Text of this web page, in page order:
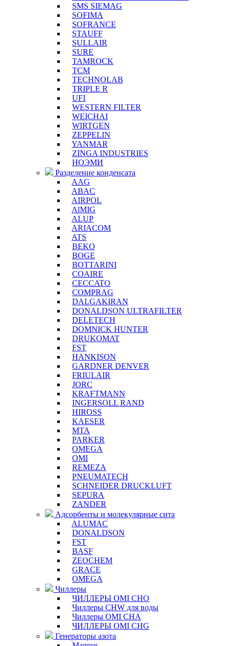
SMS SIEMAG
SOFIMA
SOFRANCE
STAUFF
SULLAIR
SURE
TAMROCK
TCM
TECHNOLAB
TRIPLE R
UFI
WESTERN FILTER
WEICHAI
WIRTGEN
ZEPPELIN
YANMAR
ZINGA INDUSTRIES
НОЭМИ
Разделение конденсата
AAG
ABAC
AIRPOL
AlMIG
ALUP
ARIACOM
ATS
BEKO
BOGE
BOTTARINI
COAIRE
CECCATO
COMPRAG
DALGAKIRAN
DONALDSON ULTRAFILTER
DELETECH
DOMNICK HUNTER
DRUKOMAT
FST
HANKISON
GARDNER DENVER
FRIULAIR
JORC
KRAFTMANN
INGERSOLL RAND
HIROSS
KAESER
MTA
PARKER
OMEGA
OMI
REMEZA
PNEUMATECH
SCHNEIDER DRUCKLUFT
SEPURA
ZANDER
Адсорбенты и молекулярные сита
ALUMAC
DONALDSON
FST
BASF
ZEOCHEM
GRACE
OMEGA
Чиллеры
ЧИЛЛЕРЫ OMI CHO
Чиллеры CHW для воды
Чиллеры OMI CHA
ЧИЛЛЕРЫ OMI CHG
Генераторы азота